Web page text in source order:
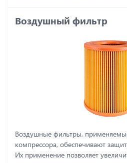
Воздушный фильтр
Воздушные фильтры,
компрессора, обеспечивают
Их применение позволяет